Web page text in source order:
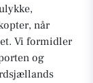
når
Vi formidler
og